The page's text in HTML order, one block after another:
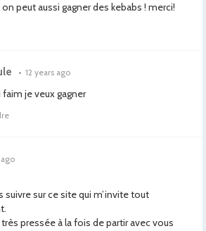
peut aussi gagner des kebabs ! merci!
• 12 years ago
faim je veux gagner
ago
suivre sur ce site qui m’invite tout
pressée à la fois de partir avec vous